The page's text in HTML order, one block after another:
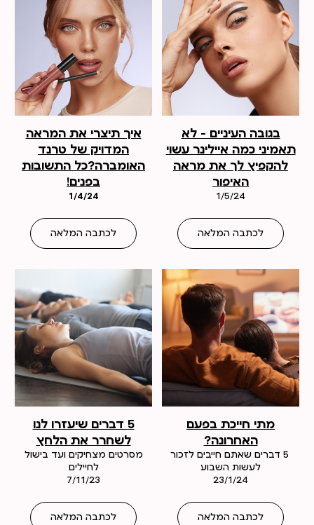
בגובה העיניים – לא
תאמיני כמה איילינר עשוי
להקפיץ לך את מראה
האיפור
1/5/24
לכתבה המלאה
איך תיצרי את המראה
המדויק של טרנד
האומברה?כל התשובות
בפנים!
1/4/24
לכתבה המלאה
מתי חייכת בפעם
האחרונה?
5 דברים שאתם חייבים לזכור
לעשות השבוע
23/1/24
לכתבה המלאה
5 דברים שיעזרו לנו
לשחרר את הלחץ
מסרטים מצחיקים ועד בישול
לחיילים
7/11/23
לכתבה המלאה